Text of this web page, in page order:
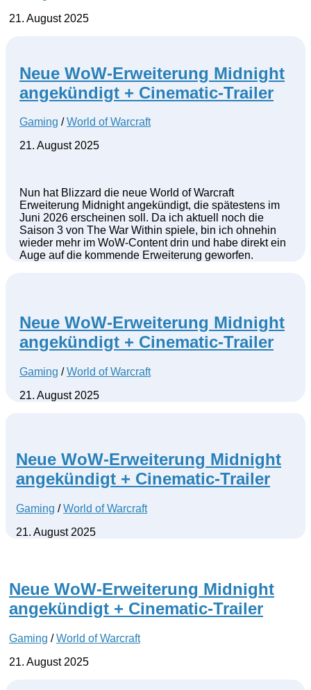
21. August 2025
Neue WoW-Erweiterung Midnight
angekündigt + Cinematic-Trailer
Gaming /World of Warcraft
21. August 2025
Nun hat Blizzard die neue World of Warcraft
Erweiterung Midnight angekündigt, die spätestens im
Juni 2026 erscheinen soll. Da ich aktuell noch die
Saison 3 von The War Within spiele, bin ich ohnehin
wieder mehr im WoW-Content drin und habe direkt ein
Auge auf die kommende Erweiterung geworfen.
Neue WoW-Erweiterung Midnight
angekündigt + Cinematic-Trailer
Gaming /World of Warcraft
21. August 2025
Neue WoW-Erweiterung Midnight
angekündigt + Cinematic-Trailer
Gaming /World of Warcraft
21. August 2025
Neue WoW-Erweiterung Midnight
angekündigt + Cinematic-Trailer
Gaming /World of Warcraft
21. August 2025